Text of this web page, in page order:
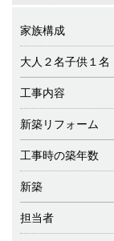
家族構成
大人２名子供１名
工事内容
新築リフォーム
工事時の築年数
新築
担当者